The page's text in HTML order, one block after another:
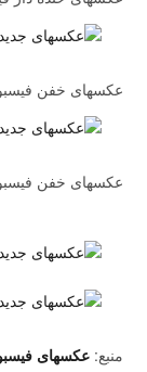
عکسهای خفن
عکسهای خفن
منبع: عکسهای